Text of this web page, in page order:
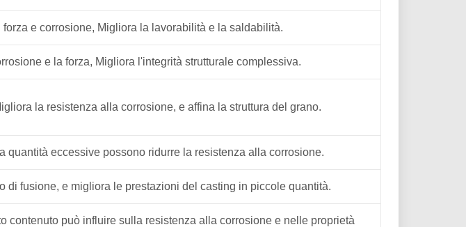
e corrosione, Migliora la lavorabilità e la saldabilità.
e la forza, Migliora l'integrità strutturale complessiva.
la resistenza alla corrosione, e affina la struttura del grano.
quantità eccessive possono ridurre la resistenza alla corrosione.
di fusione, e migliora le prestazioni del casting in piccole quantità.
contenuto può influire sulla resistenza alla corrosione e nelle proprietà